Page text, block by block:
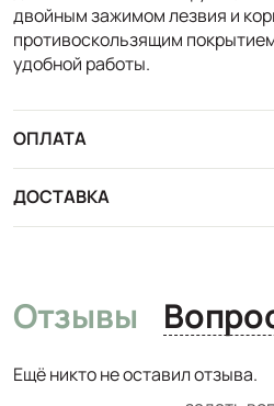
двойным зажимом лезвия и
противоскользящим
удобной работы.
ОПЛАТА
ДОСТАВКА
Отзывы
Ещё никто не оставил отзыва.